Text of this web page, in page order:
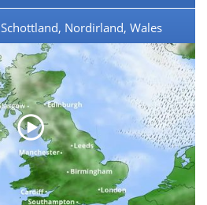
Nordirland, Wales